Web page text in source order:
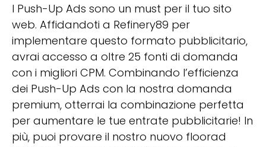
I Push-Up Ads sono un must per il tuo sito
web. Affidandoti a Refinery89 per
implementare questo formato pubblicitario,
avrai accesso a oltre 25 fonti di domanda
con i migliori CPM. Combinando l’efficienza
dei Push-Up Ads con la nostra domanda
premium, otterrai la combinazione perfetta
per aumentare le tue entrate pubblicitarie! In
più, puoi provare il nostro nuovo floorad